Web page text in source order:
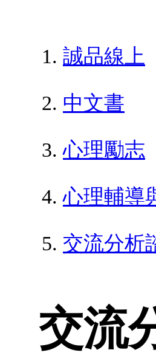
誠品線上
中文書
心理勵志
心理輔導
交流分析
交流